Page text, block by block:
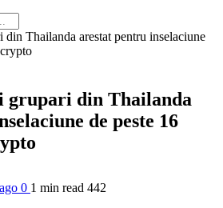
grupari din Thailanda
de peste 16
0 1 min read 442